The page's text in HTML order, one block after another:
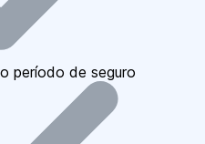
período de seguro